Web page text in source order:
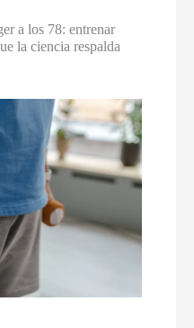
a los 78: entrenar
la ciencia respalda